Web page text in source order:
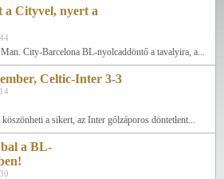
a Cityvel, nyert a
City-Barcelona BL-nyolcaddöntő a tavalyira, a...
Celtic-Inter 3-3
a sikert, az Inter gólzáporos döntetlent...
a BL-